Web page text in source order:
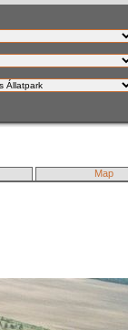
Map